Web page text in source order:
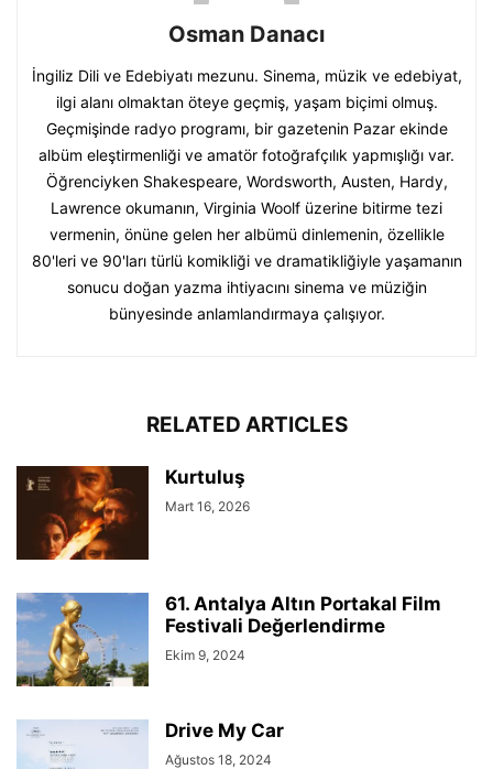
Osman Danacı
İngiliz Dili ve Edebiyatı mezunu. Sinema, müzik ve edebiyat,
ilgi alanı olmaktan öteye geçmiş, yaşam biçimi olmuş.
Geçmişinde radyo programı, bir gazetenin Pazar ekinde
albüm eleştirmenliği ve amatör fotoğrafçılık yapmışlığı var.
Öğrenciyken Shakespeare, Wordsworth, Austen, Hardy,
Lawrence okumanın, Virginia Woolf üzerine bitirme tezi
vermenin, önüne gelen her albümü dinlemenin, özellikle
80'leri ve 90'ları türlü komikliği ve dramatikliğiyle yaşamanın
sonucu doğan yazma ihtiyacını sinema ve müziğin
bünyesinde anlamlandırmaya çalışıyor.
RELATED ARTICLES
Kurtuluş
Mart 16, 2026
61. Antalya Altın Portakal Film
Festivali Değerlendirme
Ekim 9, 2024
Drive My Car
Ağustos 18, 2024